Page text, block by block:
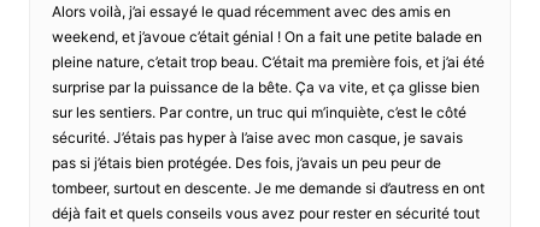
Alors voilà, j’ai essayé le quad récemment avec des amis en
weekend, et j’avoue c’était génial ! On a fait une petite balade en
pleine nature, c’etait trop beau. C’était ma première fois, et j’ai été
surprise par la puissance de la bête. Ça va vite, et ça glisse bien
sur les sentiers. Par contre, un truc qui m’inquiète, c’est le côté
sécurité. J’étais pas hyper à l’aise avec mon casque, je savais
pas si j’étais bien protégée. Des fois, j’avais un peu peur de
tombeer, surtout en descente. Je me demande si d’autress en ont
déjà fait et quels conseils vous avez pour rester en sécurité tout